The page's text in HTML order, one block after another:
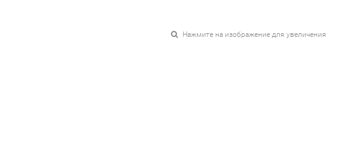
Нажмите на изображение для увеличения